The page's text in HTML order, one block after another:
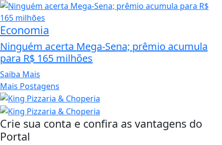
Economia
Ninguém acerta Mega-Sena; prêmio acumula
para R$ 165 milhões
Saiba Mais
Mais Postagens
Crie sua conta e confira as vantagens do
Portal